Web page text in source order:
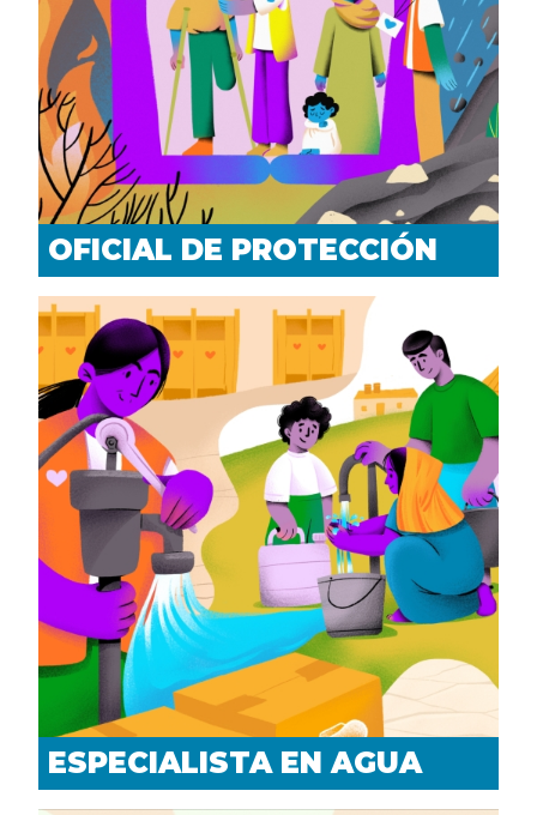
OFICIAL DE PROTECCIÓN
ESPECIALISTA EN AGUA